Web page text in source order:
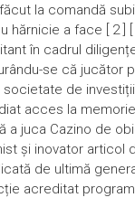
la comandă
a face [ 2 ] [
în cadrul
se că jucător
de
acces la
juca Cazino de
și inovator articol
de ultimă
acreditat